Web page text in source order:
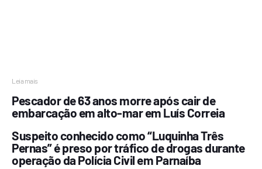
Leia mais
Pescador de 63 anos morre após cair de
embarcação em alto-mar em Luís Correia
Suspeito conhecido como “Luquinha Três
Pernas” é preso por tráfico de drogas durante
operação da Polícia Civil em Parnaíba